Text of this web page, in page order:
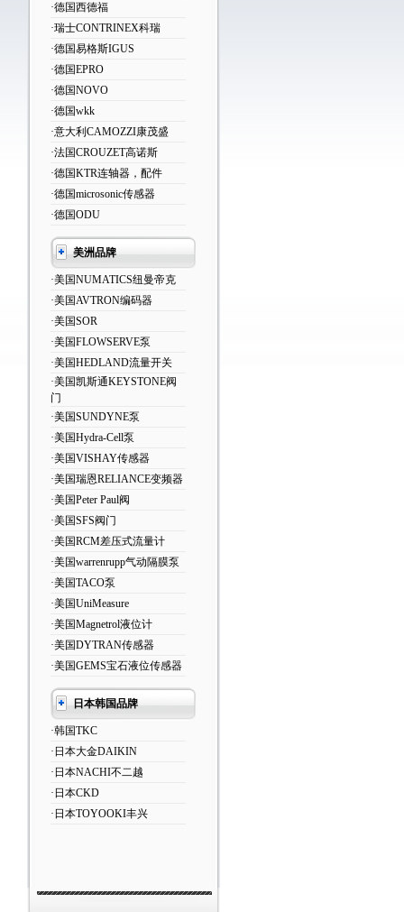
·德国西德福
·瑞士CONTRINEX科瑞
·德国易格斯IGUS
·德国EPRO
·德国NOVO
·德国wkk
·意大利CAMOZZI康茂盛
·法国CROUZET高诺斯
·德国KTR连轴器，配件
·德国microsonic传感器
·德国ODU
美洲品牌
·美国NUMATICS纽曼帝克
·美国AVTRON编码器
·美国SOR
·美国FLOWSERVE泵
·美国HEDLAND流量开关
·美国凯斯通KEYSTONE阀
门
·美国SUNDYNE泵
·美国Hydra-Cell泵
·美国VISHAY传感器
·美国瑞恩RELIANCE变频器
·美国Peter Paul阀
·美国SFS阀门
·美国RCM差压式流量计
·美国warrenrupp气动隔膜泵
·美国TACO泵
·美国UniMeasure
·美国Magnetrol液位计
·美国DYTRAN传感器
·美国GEMS宝石液位传感器
日本韩国品牌
·韩国TKC
·日本大金DAIKIN
·日本NACHI不二越
·日本CKD
·日本TOYOOKI丰兴